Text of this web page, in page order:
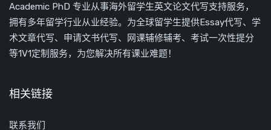
Academic PhD 专业从事海外留学生英文论文代写支持服务，
拥有多年留学行业从业经验。为全球留学生提供Essay代写、学
术文章代写、申请文书代写、网课辅修辅考、考试一次性提分
等1V1定制服务，为您解决所有课业难题！
相关链接
联系我们